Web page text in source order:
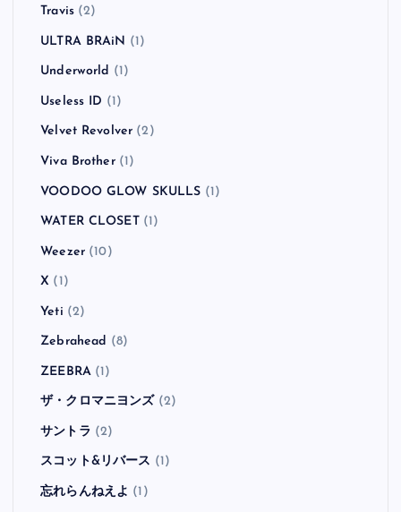
Travis(2)
ULTRA BRAiN (1)
Underworld (1)
Useless ID (1)
Velvet Revolver (2)
Viva Brother(1)
VOODOO GLOW SKULLS (1)
WATER CLOSET(1)
Weezer(10)
X (1)
Yeti (2)
Zebrahead (8)
ZEEBRA(1)
ザ・クロマニヨンズ (2)
サントラ (2)
スコット&リバース (1)
忘れらんねえよ (1)